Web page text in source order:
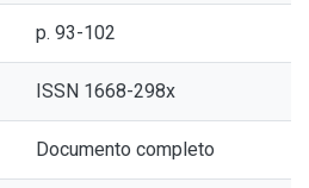
p. 93-102
ISSN 1668-298x
Documento completo